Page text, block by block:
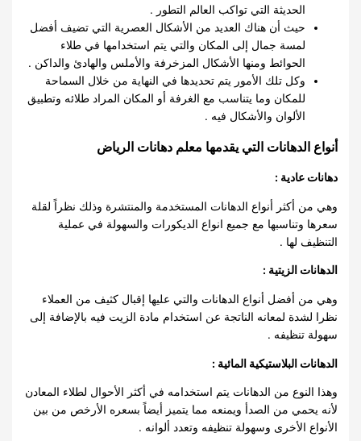
الحديثة التي تواكب العالم التطور .
حيث أن هناك العديد من الأشكال العصرية التي تضيف أفضل
لمسة جمال إلى المكان والتي يتم استخدامها في طلاء
الحوائط ومنها الأشكال المزخرفة والأملس والهادئ والداكن .
وكل تلك الأمور يتم تحديدها في النهاية من خلال السماحة
للمكان وما يتناسب مع الغرفة أو المكان المراد طلائه وتطبيق
الألوان والأشكال فيه .
أنواع الدهانات التي يقدمها معلم دهانات الرياض
دهانات عادية :
وهي من أكثر أنواع الدهانات المستخدمة والمنتشرة وذلك نظراً لقلة
سعرها وتناسبها مع جميع انواع الديكورات والسهولة في عملية
التنظيف لها .
الدهانات الزيتية :
وهي من أفضل أنواع الدهانات والتي عليها إقبال كثيف من العملاء
نظرا لشدة لمعانه الناتجة عن استخدام مادة الزيت فيه بالإضافة إلى
سهولة تنظيفه .
الدهانات البلاستيكية المائية :
وهذا النوع من الدهانات يتم استخدامه في أكثر الأحوال لطلاء المعادن
لأنه يحمي من الصدأ ويمنعه مما يتميز أيضاً بسعره الأرخص من بين
الأنواع الأخرى وسهولة تنظيفه وتعدد ألوانه .